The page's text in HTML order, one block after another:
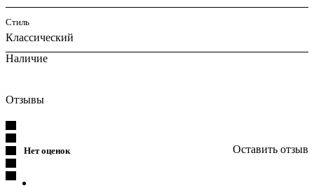
Стиль
Классический
Наличие
Отзывы
Нет оценок Оставить отзыв